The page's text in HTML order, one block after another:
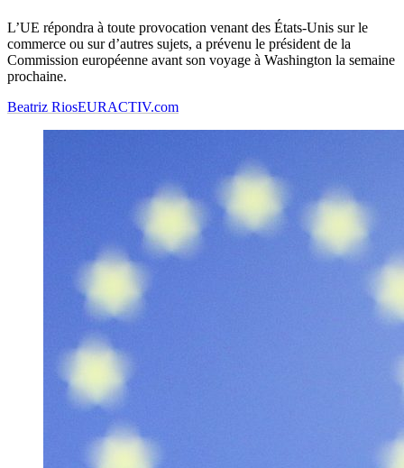
L’UE répondra à toute provocation venant des États-Unis sur le
commerce ou sur d’autres sujets, a prévenu le président de la
Commission européenne avant son voyage à Washington la semaine
prochaine.
Beatriz RiosEURACTIV.com